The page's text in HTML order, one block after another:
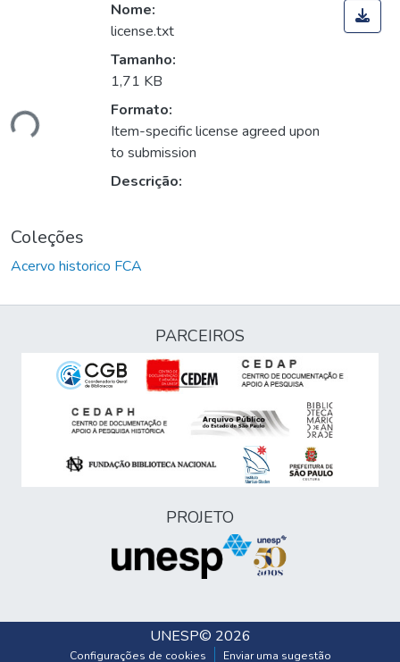
Nome:
license.txt
Tamanho:
1,71 KB
Formato:
Item-specific license agreed upon
to submission
Descrição:
Coleções
Acervo historico FCA
PARCEIROS
PROJETO
UNESP© 2026
Configurações de cookies Enviar uma sugestão